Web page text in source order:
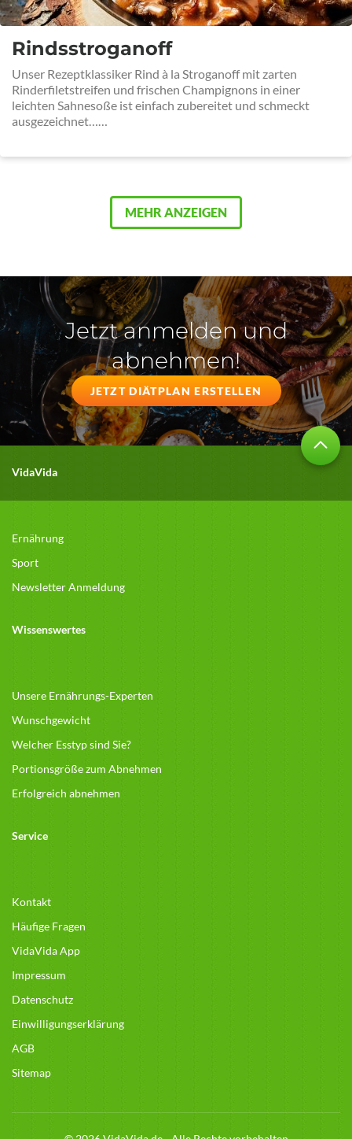
Rindsstroganoff
Unser Rezeptklassiker Rind à la Stroganoff mit zarten
Rinderfiletstreifen und frischen Champignons in einer
leichten Sahnesoße ist einfach zubereitet und schmeckt
ausgezeichnet……
MEHR ANZEIGEN
Jetzt anmelden und
abnehmen!
JETZT DIÄTPLAN ERSTELLEN
VidaVida
Ernährung
Sport
Newsletter Anmeldung
Wissenswertes
Unsere Ernährungs-Experten
Wunschgewicht
Welcher Esstyp sind Sie?
Portionsgröße zum Abnehmen
Erfolgreich abnehmen
Service
Kontakt
Häufige Fragen
VidaVida App
Impressum
Datenschutz
Einwilligungserklärung
AGB
Sitemap